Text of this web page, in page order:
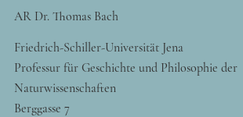
AR Dr. Thomas Bach
Friedrich-Schiller-Universität Jena
Professur für Geschichte und Philosophie der
Naturwissenschaften
Berggasse 7